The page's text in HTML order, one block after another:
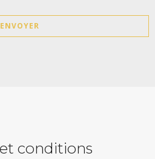
ENVOYER
conditions